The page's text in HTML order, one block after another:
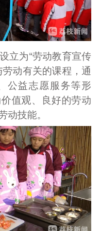
为“劳动教育宣传
动有关的课程，通
公益志愿服务等形
值观、良好的劳动
动技能。